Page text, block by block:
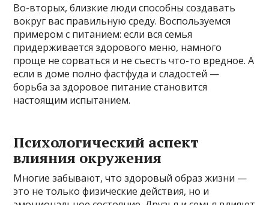
Во-вторых, близкие люди способны создавать
вокруг вас правильную среду. Воспользуемся
примером с питанием: если вся семья
придерживается здорового меню, намного
проще не сорваться и не съесть что-то вредное. А
если в доме полно фастфуда и сладостей —
борьба за здоровое питание становится
настоящим испытанием.
Психологический аспект
влияния окружения
Многие забывают, что здоровый образ жизни —
это не только физические действия, но и